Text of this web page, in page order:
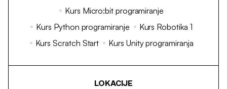
Kurs Micro:bit programiranje
Kurs Python programiranje
Kurs Robotika 1
Kurs Scratch Start
Kurs Unity programiranja
LOKACIJE